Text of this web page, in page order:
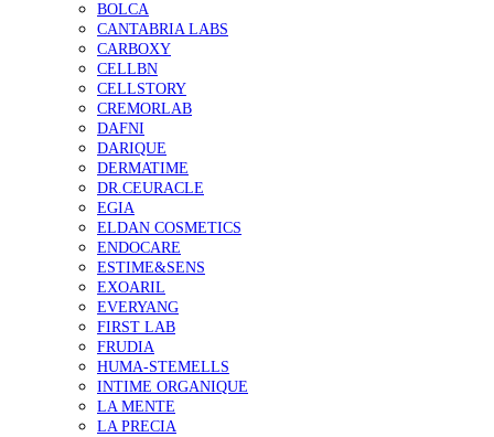
BOLCA
CANTABRIA LABS
CARBOXY
CELLBN
CELLSTORY
CREMORLAB
DAFNI
DARIQUE
DERMATIME
DR.CEURACLE
EGIA
ELDAN COSMETICS
ENDOCARE
ESTIME&SENS
EXOARIL
EVERYANG
FIRST LAB
FRUDIA
HUMA-STEMELLS
INTIME ORGANIQUE
LA MENTE
LA PRECIA